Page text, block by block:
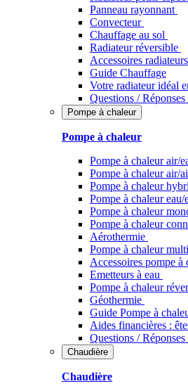
Panneau rayonnant
Convecteur
Chauffage au sol
Radiateur réversible
Accessoires radiateurs
Guide Chauffage
Votre radiateur idéal
Questions /
Pompe à chaleur
Pompe à chaleur
Pompe à chaleur air/
Pompe à chaleur air/
Pompe à chaleur
Pompe à chaleur​ eau/
Pompe à chaleur
Pompe à chaleur
Aérothermie
Pompe à chaleur
Accessoires pompe à
Emetteurs à eau
Pompe à chaleur
Géothermie
Guide Pompe à
Aides financières :
Questions /
Chaudière
Chaudière